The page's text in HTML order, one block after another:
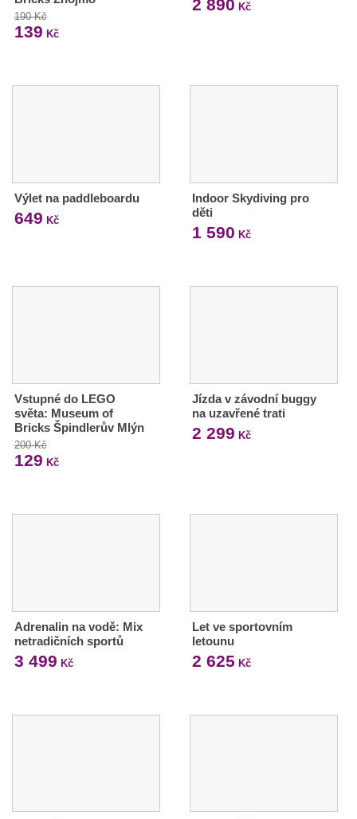
190 Kč
139 Kč
2 890 Kč
Výlet na paddleboardu
649 Kč
Indoor Skydiving pro
děti
1 590 Kč
Vstupné do LEGO
světa: Museum of
Bricks Špindlerův Mlýn
200 Kč
129 Kč
Jízda v závodní buggy
na uzavřené trati
2 299 Kč
Adrenalin na vodě: Mix
netradičních sportů
3 499 Kč
Let ve sportovním
letounu
2 625 Kč